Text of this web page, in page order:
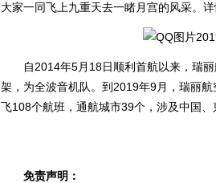
大家一同飞上九重天去一睹月宫的风采。
自2014年5月18日顺利首航以来，瑞丽
架，为全波音机队。到2019年9月，瑞丽
飞108个航班，通航城市39个，涉及中国、
免责声明：